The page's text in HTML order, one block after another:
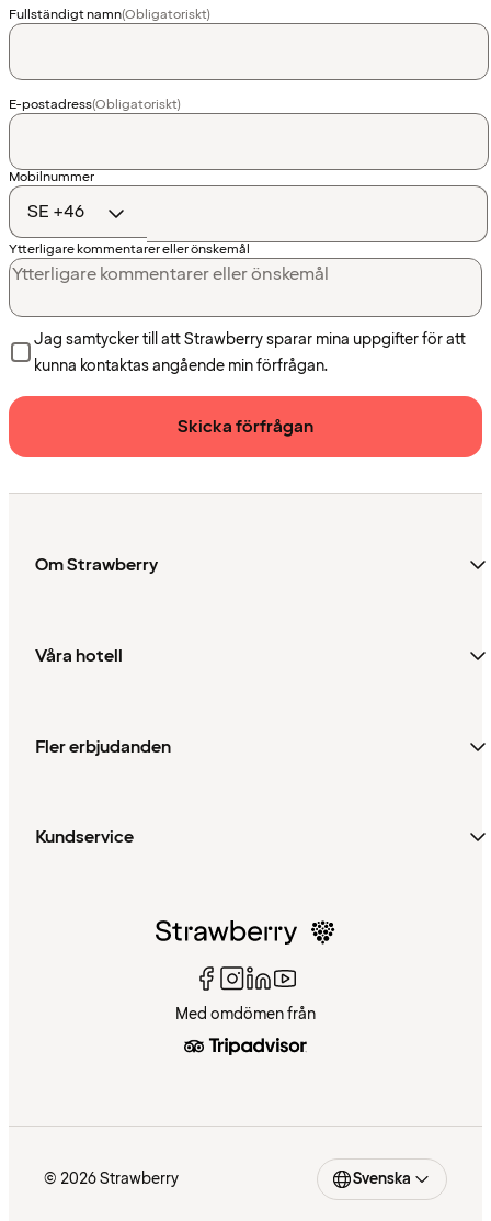
Fullständigt namn(Obligatoriskt)
E-postadress(Obligatoriskt)
Landskod
Mobilnummer
Ytterligare kommentarer eller önskemål
Jag samtycker till att Strawberry sparar mina uppgifter för att
kunna kontaktas angående min förfrågan.
Skicka förfrågan
Om Strawberry
Våra hotell
Fler erbjudanden
Kundservice
Med omdömen från
© 2026 Strawberry Svenska